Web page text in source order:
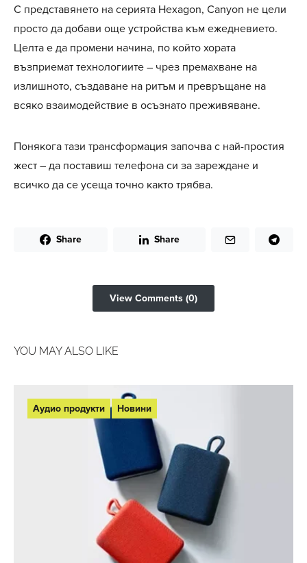
С представянето на серията Hexagon, Canyon не цели
просто да добави още устройства към ежедневието.
Целта е да промени начина, по който хората
възприемат технологиите – чрез премахване на
излишното, създаване на ритъм и превръщане на
всяко взаимодействие в осъзнато преживяване.
Понякога тази трансформация започва с най-простия
жест – да поставиш телефона си за зареждане и
всичко да се усеща точно както трябва.
Share Share
View Comments (0)
YOU MAY ALSO LIKE
Аудио продукти Новини